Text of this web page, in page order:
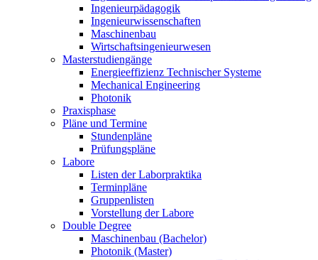
Ingenieurpädagogik
Ingenieurwissenschaften
Maschinenbau
Wirtschaftsingenieurwesen
Masterstudiengänge
Energieeffizienz Technischer Systeme
Mechanical Engineering
Photonik
Praxisphase
Pläne und Termine
Stundenpläne
Prüfungspläne
Labore
Listen der Laborpraktika
Terminpläne
Gruppenlisten
Vorstellung der Labore
Double Degree
Maschinenbau (Bachelor)
Photonik (Master)